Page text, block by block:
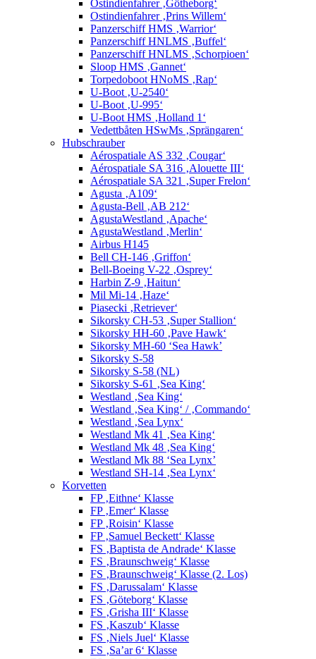
Ostindienfahrer ‚Götheborg‘
Ostindienfahrer ‚Prins Willem‘
Panzerschiff HMS ‚Warrior‘
Panzerschiff HNLMS ‚Buffel‘
Panzerschiff HNLMS ‚Schorpioen‘
Sloop HMS ‚Gannet‘
Torpedoboot HNoMS ‚Rap‘
U-Boot ‚U-2540‘
U-Boot ‚U-995‘
U-Boot HMS ‚Holland 1‘
Vedettbåten HSwMs ‚Sprängaren‘
Hubschrauber
Aérospatiale AS 332 ‚Cougar‘
Aérospatiale SA 316 ‚Alouette III‘
Aérospatiale SA 321 ‚Super Frelon‘
Agusta ‚A109‘
Agusta-Bell ‚AB 212‘
AgustaWestland ‚Apache‘
AgustaWestland ‚Merlin‘
Airbus H145
Bell CH-146 ‚Griffon‘
Bell-Boeing V-22 ‚Osprey‘
Harbin Z-9 ‚Haitun‘
Mil Mi-14 ‚Haze‘
Piasecki ‚Retriever‘
Sikorsky CH-53 ‚Super Stallion‘
Sikorsky HH-60 ‚Pave Hawk‘
Sikorsky MH-60 ‘Sea Hawk’
Sikorsky S-58
Sikorsky S-58 (NL)
Sikorsky S-61 ‚Sea King‘
Westland ‚Sea King‘
Westland ‚Sea King‘ / ‚Commando‘
Westland ‚Sea Lynx‘
Westland Mk 41 ‚Sea King‘
Westland Mk 48 ‚Sea King‘
Westland Mk 88 ‘Sea Lynx’
Westland SH-14 ‚Sea Lynx‘
Korvetten
FP ‚Eithne‘ Klasse
FP ‚Emer‘ Klasse
FP ‚Roisin‘ Klasse
FP ‚Samuel Beckett‘ Klasse
FS ‚Baptista de Andrade‘ Klasse
FS ‚Braunschweig‘ Klasse
FS ‚Braunschweig‘ Klasse (2. Los)
FS ‚Darussalam‘ Klasse
FS ‚Göteborg‘ Klasse
FS ‚Grisha III‘ Klasse
FS ‚Kaszub‘ Klasse
FS ‚Niels Juel‘ Klasse
FS ‚Sa’ar 6‘ Klasse